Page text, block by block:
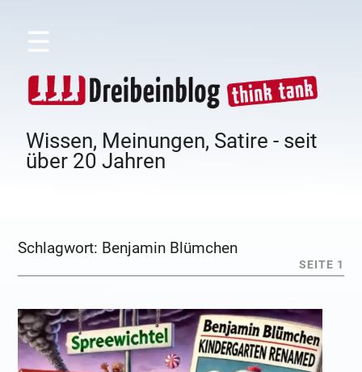
☰
Wissen, Meinungen, Satire - seit
über 20 Jahren
Schlagwort: Benjamin Blümchen
SEITE 1